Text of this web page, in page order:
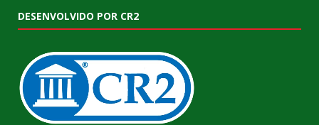
DESENVOLVIDO POR CR2